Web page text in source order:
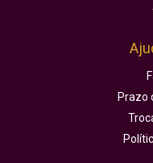
Prazo